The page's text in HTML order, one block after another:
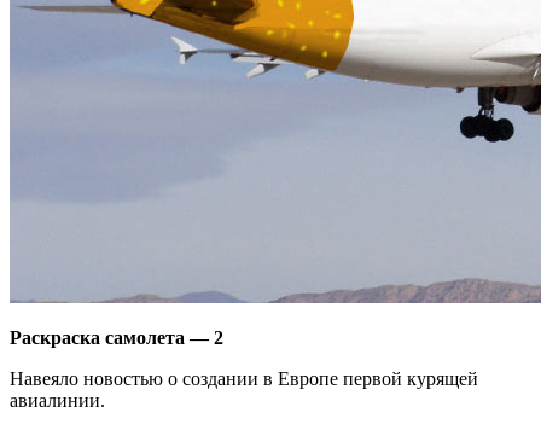
Раскраска самолета — 2
Навеяло новостью о создании в Европе первой курящей
авиалинии.